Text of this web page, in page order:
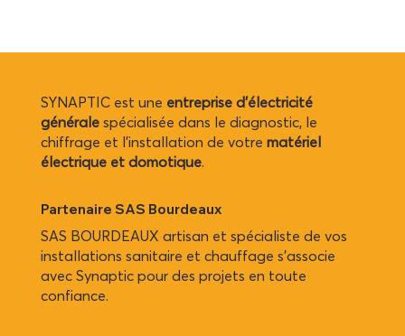
SYNAPTIC est une entreprise d’électricité
généralespécialisée dans le diagnostic, le
chiffrage et l’installation de votre matériel
électrique et domotique.
Partenaire SAS Bourdeaux
SAS BOURDEAUX artisan et spécialiste de vos
installations sanitaire et chauffage s'associe
avec Synaptic pour des projets en toute
confiance.